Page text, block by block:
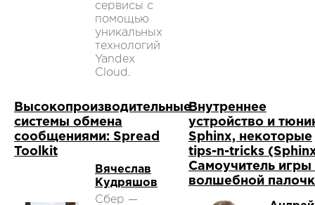
сервисы с
помощью
уникальных
технологий
Yandex
Cloud.
Высокопроизводительные
системы обмена
сообщениями: Spread
Toolkit
Вячеслав
Кудряшов
Сбер —
Внутреннее
устройство и
Sphinx, некоторые
tips-n-tricks
Самоучитель игры
волшебной